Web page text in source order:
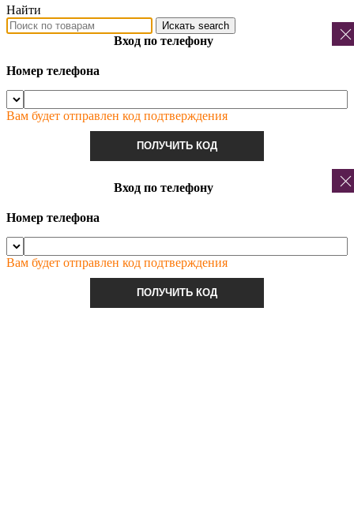
Найти
Искать search
Вход по телефону
Номер телефона
Вам будет отправлен код подтверждения
ПОЛУЧИТЬ КОД
Вход по телефону
Номер телефона
Вам будет отправлен код подтверждения
ПОЛУЧИТЬ КОД